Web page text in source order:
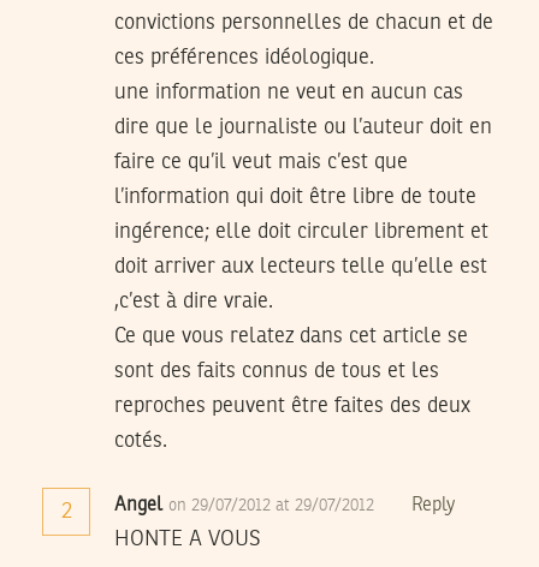
convictions personnelles de chacun et de
ces préférences idéologique.
une information ne veut en aucun cas
dire que le journaliste ou l’auteur doit en
faire ce qu’il veut mais c’est que
l’information qui doit être libre de toute
ingérence; elle doit circuler librement et
doit arriver aux lecteurs telle qu’elle est
,c’est à dire vraie.
Ce que vous relatez dans cet article se
sont des faits connus de tous et les
reproches peuvent être faites des deux
cotés.
2 Angel on 29/07/2012 at 29/07/2012 Reply
HONTE A VOUS